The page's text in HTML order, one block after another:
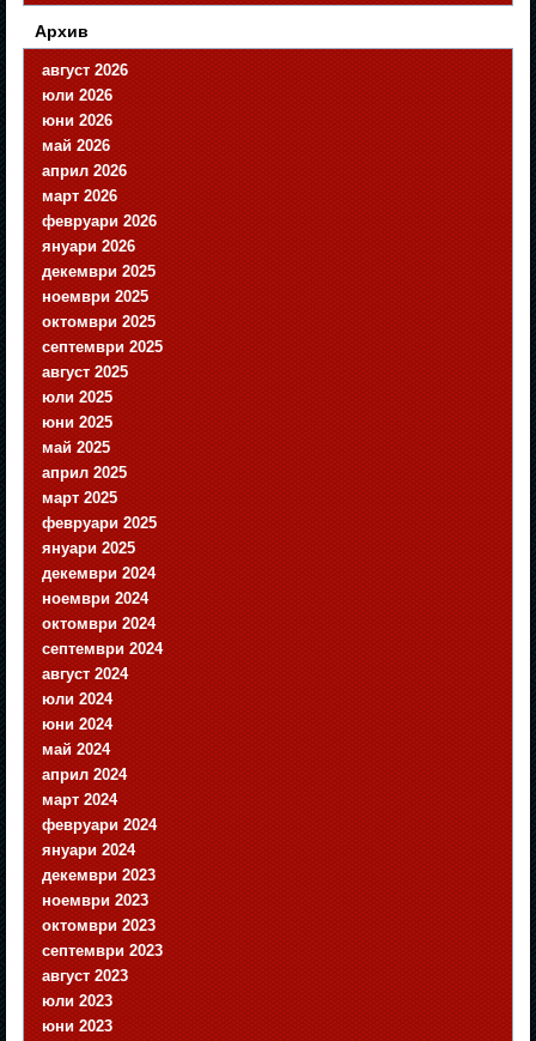
Архив
август 2026
юли 2026
юни 2026
май 2026
април 2026
март 2026
февруари 2026
януари 2026
декември 2025
ноември 2025
октомври 2025
септември 2025
август 2025
юли 2025
юни 2025
май 2025
април 2025
март 2025
февруари 2025
януари 2025
декември 2024
ноември 2024
октомври 2024
септември 2024
август 2024
юли 2024
юни 2024
май 2024
април 2024
март 2024
февруари 2024
януари 2024
декември 2023
ноември 2023
октомври 2023
септември 2023
август 2023
юли 2023
юни 2023